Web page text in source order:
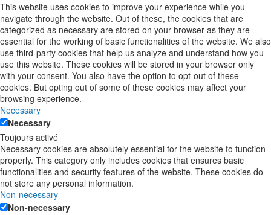
This website uses cookies to improve your experience while you
navigate through the website. Out of these, the cookies that are
categorized as necessary are stored on your browser as they are
essential for the working of basic functionalities of the website. We also
use third-party cookies that help us analyze and understand how you
use this website. These cookies will be stored in your browser only
with your consent. You also have the option to opt-out of these
cookies. But opting out of some of these cookies may affect your
browsing experience.
Necessary
Necessary
Toujours activé
Necessary cookies are absolutely essential for the website to function
properly. This category only includes cookies that ensures basic
functionalities and security features of the website. These cookies do
not store any personal information.
Non-necessary
Non-necessary